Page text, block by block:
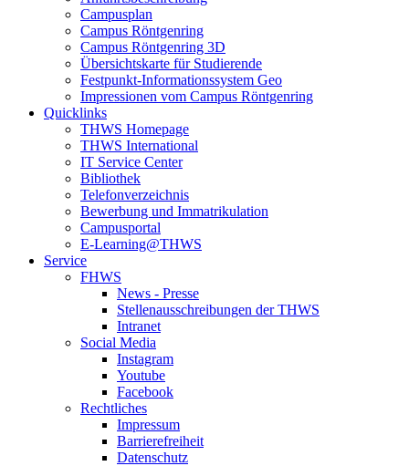
Campusplan
Campus Röntgenring
Campus Röntgenring 3D
Übersichtskarte für Studierende
Festpunkt-Informationssystem Geo
Impressionen vom Campus Röntgenring
Quicklinks
THWS Homepage
THWS International
IT Service Center
Bibliothek
Telefonverzeichnis
Bewerbung und Immatrikulation
Campusportal
E-Learning@THWS
Service
FHWS
News - Presse
Stellenausschreibungen der THWS
Intranet
Social Media
Instagram
Youtube
Facebook
Rechtliches
Impressum
Barrierefreiheit
Datenschutz